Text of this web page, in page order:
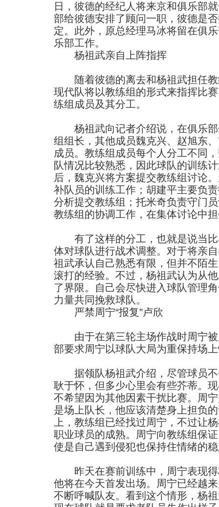
日，彼德的经纪人将来京和俱乐部
部给彼德安排了顾问一职，彼德是
定。此外，原总经理马冰将留在俱
乐部工作。
杨祖武亲自上阵指挥
随着彼德的离去和杨祖武担任教
现代队将以教练组的形式来指挥比
练组成员及其分工。
杨祖武向记者介绍说，在俱乐部
组组长，其他成员魏克兴、赵旭东
成员。教练组成员每个人分工不同
队情况比较熟悉，因此球队的训练
后，魏克兴将方案提交教练组讨论
补队员的训练工作；胡建平主要负
分析提交教练组；托米奇负责守门
教练组的协调工作，在集体讨论中
有了这样的分工，也就是说当比
体对球队进行战术调整。对于将亲
祖武承认自己熟悉有限，但并不陌
滚打的经验。不过，杨祖武认为从
了界限。自己会尽快进入球队管理
力量共同挽救球队。
严禁周宁“报复”卢欣
由于在第三轮主场作战时周宁被
部要求周宁以球队大局为重保持场
据领队杨祖武介绍，尽管球员不
耿于怀，但多少心里会有些芥蒂。
不希望因为其他因素干扰比赛。周
是场上队长，他应该清楚身上担负
上，教练组已经找过周宁，不过让
职业球员的成熟。周宁向教练组保
使是自己遇到侵犯也保持住情绪的
昨天在赛前训练中，周宁表现得
他将在今天首发出场。周宁已经越
不断呼喊队友。看到这个情形，杨